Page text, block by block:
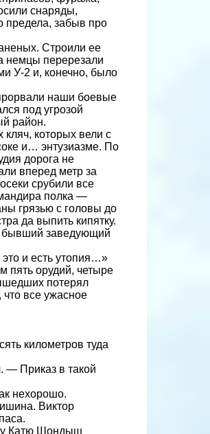
снаряды,
предела, забыв про
Строили ее
немцы перерезали
У-2 и, конечно, было
наши боевые
под угрозой
район.
которых вели с
и… энтузиазме. По
дорога не
вперед метр за
срубили все
полка —
грязью с головы до
да выпить кипятку.
бывший заведующий
и есть утопия…»
пять орудий, четыре
потерял
что все ужасное
километров туда
— Приказ в такой
нехорошо.
Виктор
Катю Шондыш